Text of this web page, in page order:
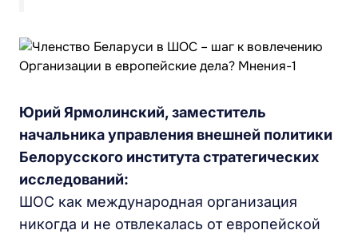
Юрий Ярмолинский, заместитель
начальника управления внешней политики
Белорусского института стратегических
исследований:
ШОС как международная организация
никогда и не отвлекалась от европейской